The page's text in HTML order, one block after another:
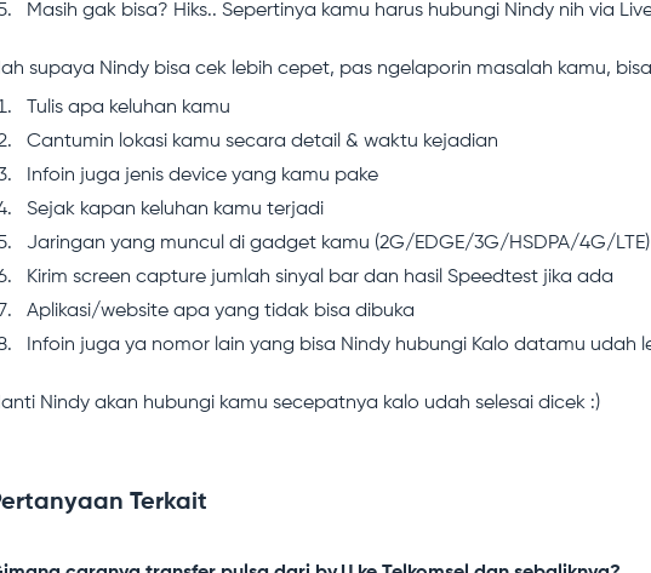
Masih gak bisa? Hiks.. Sepertinya kamu harus hubungi Nindy nih via
supaya Nindy bisa cek lebih cepet, pas ngelaporin masalah kamu,
Tulis apa keluhan kamu
Cantumin lokasi kamu secara detail & waktu kejadian
Infoin juga jenis device yang kamu pake
Sejak kapan keluhan kamu terjadi
Jaringan yang muncul di gadget kamu (2G/EDGE/3G/HSDPA/4G/LTE)
Kirim screen capture jumlah sinyal bar dan hasil Speedtest jika ada
Aplikasi/website apa yang tidak bisa dibuka
Infoin juga ya nomor lain yang bisa Nindy hubungi Kalo datamu udah
Nindy akan hubungi kamu secepatnya kalo udah selesai dicek :)
Terkait